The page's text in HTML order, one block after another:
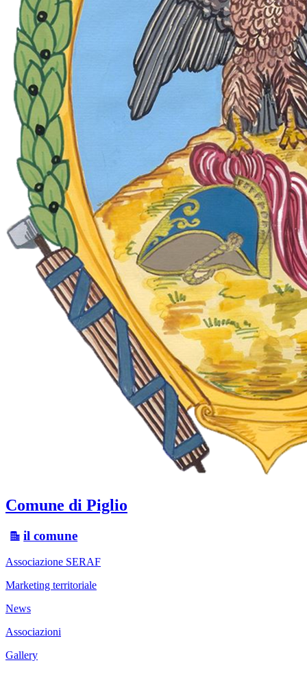
Comune di Piglio
il comune
Associazione SERAF
Marketing territoriale
News
Associazioni
Gallery